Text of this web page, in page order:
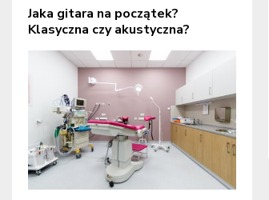
Jaka gitara na początek?
Klasyczna czy akustyczna?